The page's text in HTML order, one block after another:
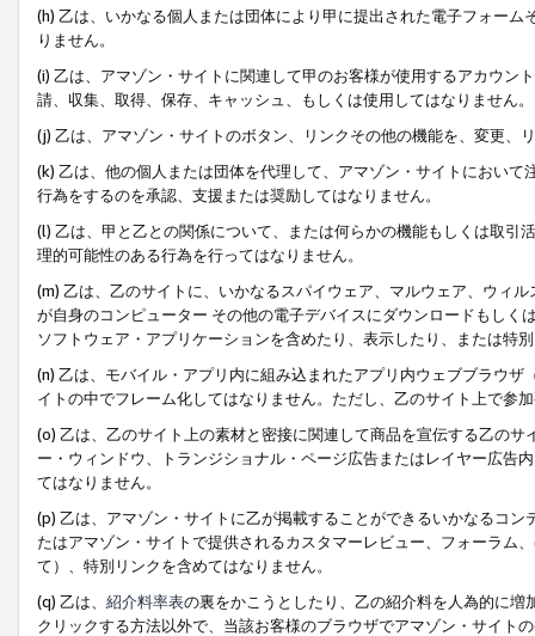
(h) 乙は、いかなる個人または団体により甲に提出された電子フォー
りません。
(i) 乙は、アマゾン・サイトに関連して甲のお客様が使用するアカウン
請、収集、取得、保存、キャッシュ、もしくは使用してはなりません。
(j) 乙は、アマゾン・サイトのボタン、リンクその他の機能を、変更、
(k) 乙は、他の個人または団体を代理して、アマゾン・サイトにおい
行為をするのを承認、支援または奨励してはなりません。
(l) 乙は、甲と乙との関係について、または何らかの機能もしくは取
理的可能性のある行為を行ってはなりません。
(m) 乙は、乙のサイトに、いかなるスパイウェア、マルウェア、ウィ
が自身のコンピューター その他の電子デバイスにダウンロードもし
ソフトウェア・アプリケーションを含めたり、表示したり、または特
(n) 乙は、モバイル・アプリ内に組み込まれたアプリ内ウェブブラウ
イトの中でフレーム化してはなりません。ただし、乙のサイト上で参
(o) 乙は、乙のサイト上の素材と密接に関連して商品を宣伝する乙の
ー・ウィンドウ、トランジショナル・ページ広告またはレイヤー広告
てはなりません。
(p) 乙は、アマゾン・サイトに乙が掲載することができるいかなるコ
たはアマゾン・サイトで提供されるカスタマーレビュー、フォーラム
て）、特別リンクを含めてはなりません。
(q) 乙は、 紹介料率表の裏をかこうとしたり、乙の紹介料を人為的に
クリックする方法以外で、当該お客様のブラウザでアマゾン・サイト